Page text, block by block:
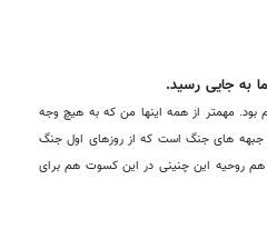
به جایی رسید.
مهمتر از همه اینها من که به هیچ وجه
وجود من است و فکر کنم ناشی از حضور من در سن 18سالگی در جبهه های جنگ است که از روزهای اول جنگ
هم روحیه این چنینی در این کسوت هم برای